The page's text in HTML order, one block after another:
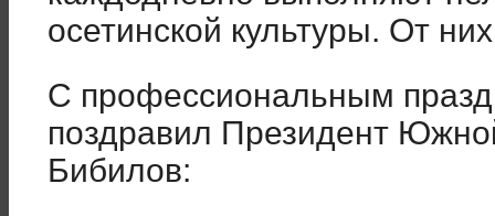
осетинской культуры. От
С профессиональным
поздравил Президент
Бибилов: